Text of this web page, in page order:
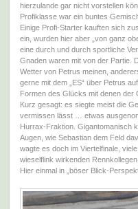
hierzulande gar nicht vorstellen
Profiklasse war ein buntes
Einige Profi-Starter kauften sich
ein, wurden hier aber „von ganz
eine durch und durch sportliche
Gnaden waren mit von der Partie.
Wetter von Petrus meinen,
gerne mit dem „ES“ über Petrus
Formen des Glücks mit denen der
Kurz gesagt: es siegte meist die
vermissen lässt … etwas
Hurrax-Fraktion. Gigantomanisch
Augen, wie Sebastian dem Feld
wagte es doch im Viertelfinale,
wieselflink wirkenden
Hier einmal in „böser Blick-